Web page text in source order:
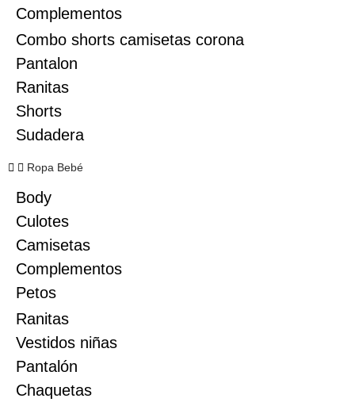
Complementos
Combo shorts camisetas corona
Pantalon
Ranitas
Shorts
Sudadera
Ropa Bebé
Body
Culotes
Camisetas
Complementos
Petos
Ranitas
Vestidos niñas
Pantalón
Chaquetas